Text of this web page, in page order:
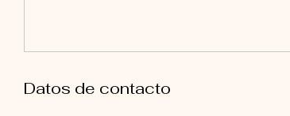
Datos de contacto